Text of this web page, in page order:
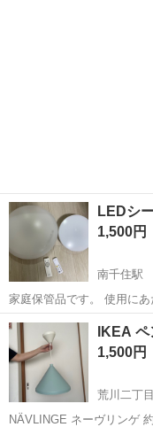
LEDシ
1,500円
南千住駅
家庭保管品で
東京 荒川区
IKEA
1,500円
荒川二丁
NÄVLINGE ネーヴリンゲ 約3年前にIKEAで購入、半年ほど使用して保